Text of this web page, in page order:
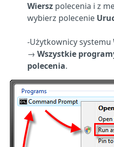
Wiersz polecenia i z
wybierz polecenie
-Użytkownicy systemu
→ Wszystkie
polecenia.